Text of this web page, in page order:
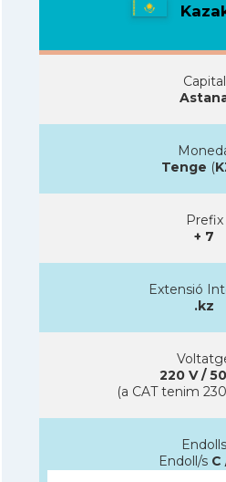
Capital
Tenge (
Prefix
+ 7
Extensió
.kz
220 V /
(a CAT tenim
Endolls
Endoll/s C